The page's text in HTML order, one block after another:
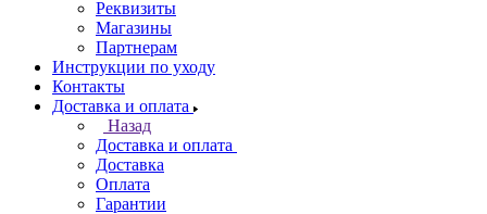
Реквизиты
Магазины
Партнерам
Инструкции по уходу
Контакты
Доставка и оплата
Назад
Доставка и оплата
Доставка
Оплата
Гарантии